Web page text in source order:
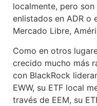
localmente, pero
enlistados en ADR o
Mercado Libre,
Como en otros
crecido mucho más
con BlackRock
EWW, su ETF local
través de EEM, su